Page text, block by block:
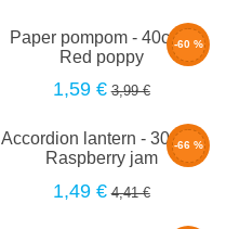
-60 %
Paper pompom - 40cm -
Red poppy
1,59 € 3,99 €
-66 %
Accordion lantern - 30cm -
Raspberry jam
1,49 € 4,41 €